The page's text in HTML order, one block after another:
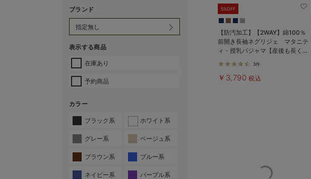
ブランド
表示する商品
在庫あり
予約商品
カラー
ブラック系 ホワイト系
グレー系 ベージュ系
ブラウン系 ブルー系
ネイビー系 パープル系
5%OFF
【防汚加工】【2WAY】綿100％
前開き長袖ネグリジェ マタニテ
ィ・授乳パジャマ【産後も長く着
3件
￥3,790 税込